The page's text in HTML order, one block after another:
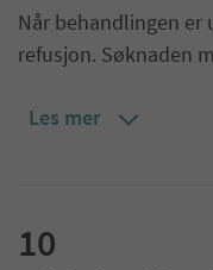
Når behandlingen er
refusjon. Søknaden
Les mer
10